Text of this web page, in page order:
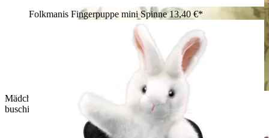
Mädchen hält Folkmanis Handpuppe graues Eichhörnchen mit
buschigem Schwanz und hält ihr eine Eichel hin
Folkmanis Fingerpuppe mini Spinne13,40 €*